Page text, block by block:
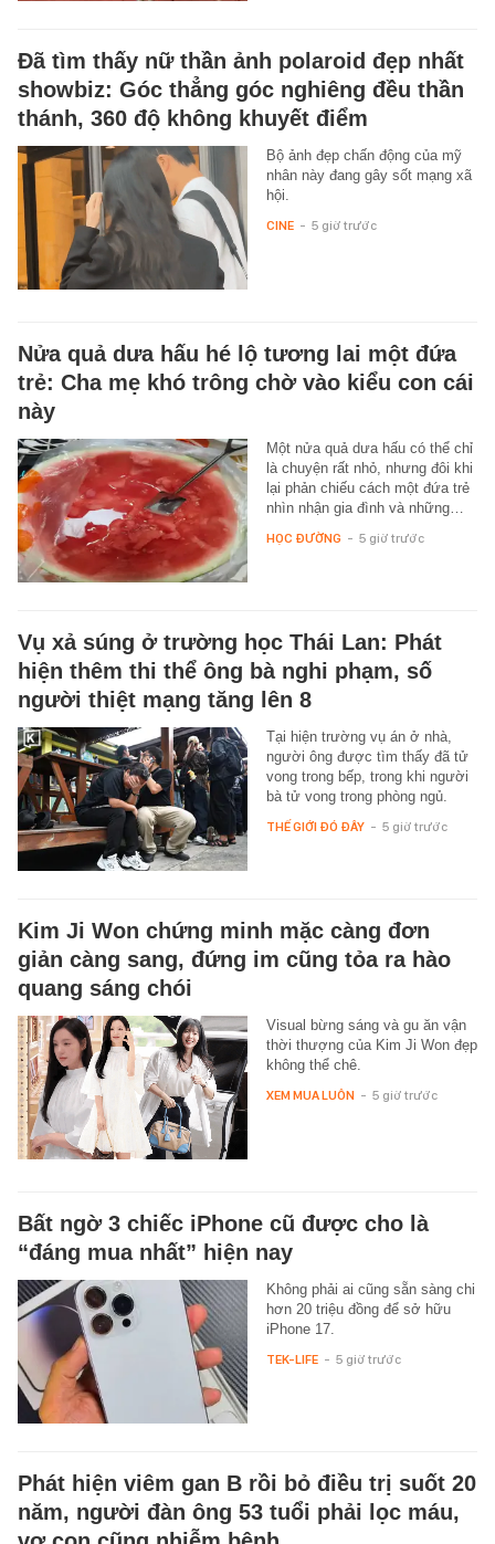
Đã tìm thấy nữ thần ảnh polaroid đẹp nhất
showbiz: Góc thẳng góc nghiêng đều thần
thánh, 360 độ không khuyết điểm
Bộ ảnh đẹp chấn động của mỹ
nhân này đang gây sốt mạng xã
hội.
CINE - 5 giờ trước
Nửa quả dưa hấu hé lộ tương lai một đứa
trẻ: Cha mẹ khó trông chờ vào kiểu con cái
này
Một nửa quả dưa hấu có thể chỉ
là chuyện rất nhỏ, nhưng đôi khi
lại phản chiếu cách một đứa trẻ
nhìn nhận gia đình và những…
HỌC ĐƯỜNG - 5 giờ trước
Vụ xả súng ở trường học Thái Lan: Phát
hiện thêm thi thể ông bà nghi phạm, số
người thiệt mạng tăng lên 8
Tại hiện trường vụ án ở nhà,
người ông được tìm thấy đã tử
vong trong bếp, trong khi người
bà tử vong trong phòng ngủ.
THẾ GIỚI ĐÓ ĐÂY - 5 giờ trước
Kim Ji Won chứng minh mặc càng đơn
giản càng sang, đứng im cũng tỏa ra hào
quang sáng chói
Visual bừng sáng và gu ăn vận
thời thượng của Kim Ji Won đẹp
không thể chê.
XEM MUA LUÔN - 5 giờ trước
Bất ngờ 3 chiếc iPhone cũ được cho là
“đáng mua nhất” hiện nay
Không phải ai cũng sẵn sàng chi
hơn 20 triệu đồng để sở hữu
iPhone 17.
TEK-LIFE - 5 giờ trước
Phát hiện viêm gan B rồi bỏ điều trị suốt 20
năm, người đàn ông 53 tuổi phải lọc máu,